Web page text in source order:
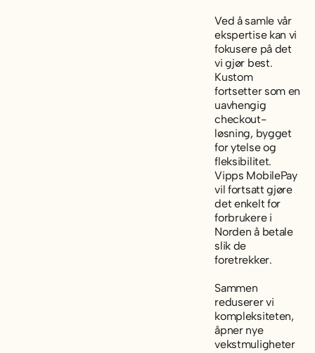
Ved å samle vår
ekspertise kan vi
fokusere på det
vi gjør best.
Kustom
fortsetter som en
uavhengig
checkout-
løsning, bygget
for ytelse og
fleksibilitet.
Vipps MobilePay
vil fortsatt gjøre
det enkelt for
forbrukere i
Norden å betale
slik de
foretrekker.
Sammen
reduserer vi
kompleksiteten,
åpner nye
vekstmuligheter